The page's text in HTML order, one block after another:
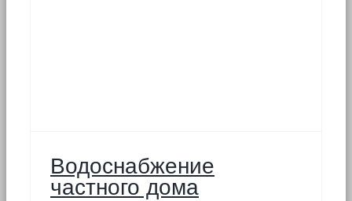
Водоснабжение
частного дома